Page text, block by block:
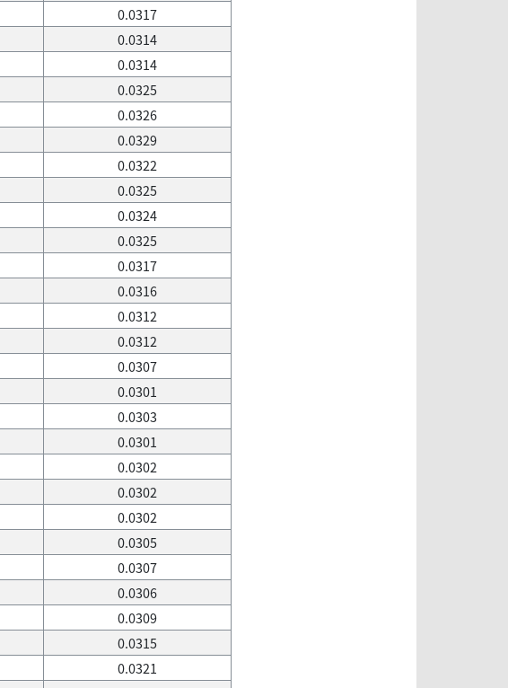
0.0317
0.0314
0.0314
0.0325
0.0326
0.0329
0.0322
0.0325
0.0324
0.0325
0.0317
0.0316
0.0312
0.0312
0.0307
0.0301
0.0303
0.0301
0.0302
0.0302
0.0302
0.0305
0.0307
0.0306
0.0309
0.0315
0.0321